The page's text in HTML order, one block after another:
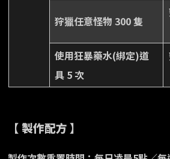
狩獵任意怪物 300 隻
使用狂暴藥水(綁定)道
具 5 次
【 製作配方 】